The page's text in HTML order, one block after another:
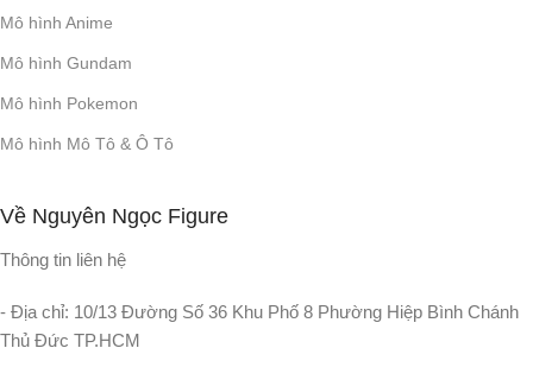
Mô hình Anime
Mô hình Gundam
Mô hình Pokemon
Mô hình Mô Tô & Ô Tô
Về Nguyên Ngọc Figure
Thông tin liên hệ
- Địa chỉ: 10/13 Đường Số 36 Khu Phố 8 Phường Hiệp Bình Chánh
Thủ Đức TP.HCM